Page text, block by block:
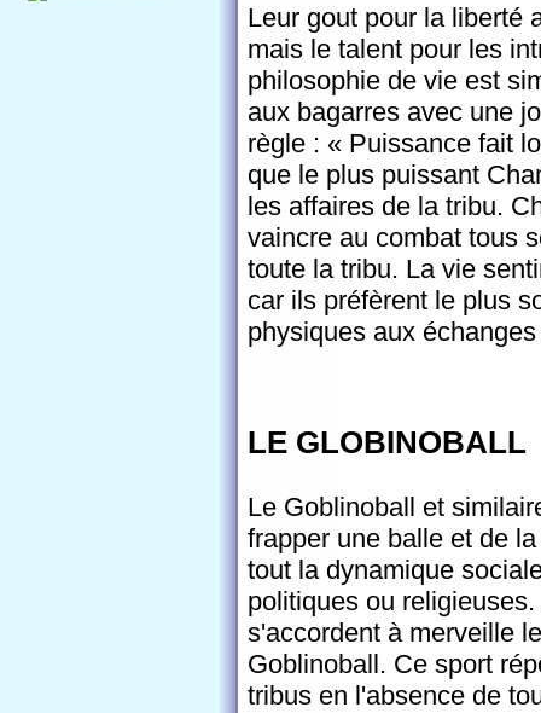
Leur gout pour la liberté
mais le talent pour les
philosophie de vie est
aux bagarres avec une
règle : « Puissance fait
que le plus puissant
les affaires de la tribu.
vaincre au combat tous
toute la tribu. La vie
car ils préfèrent le plus
physiques aux
LE GLOBINOBALL
Le Goblinoball et
frapper une balle et de
tout la dynamique
politiques ou
s'accordent à merveille
Goblinoball. Ce sport
tribus en l'absence de